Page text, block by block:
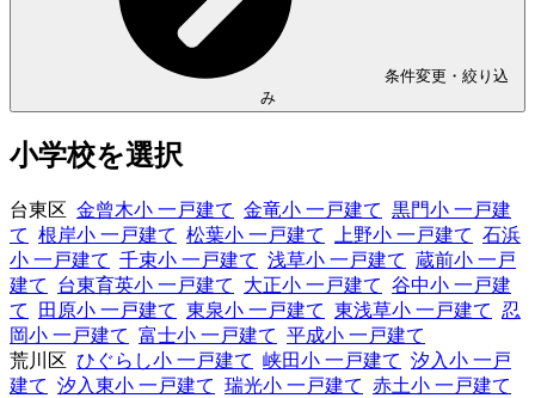
条件変更・絞り込
み
小学校を選択
台東区 金曾木小 一戸建て 金竜小 一戸建て 黒門小 一戸建
て 根岸小 一戸建て 松葉小 一戸建て 上野小 一戸建て 石浜
小 一戸建て 千束小 一戸建て 浅草小 一戸建て 蔵前小 一戸
建て
台東育英小 一戸建て 大正小 一戸建て 谷中小 一戸建
て
田原小 一戸建て 東泉小 一戸建て 東浅草小 一戸建て
忍
岡小 一戸建て 富士小 一戸建て 平成小 一戸建て
荒川区 ひぐらし小 一戸建て 峡田小 一戸建て 汐入小 一戸
建て 汐入東小 一戸建て 瑞光小 一戸建て 赤土小 一戸建て